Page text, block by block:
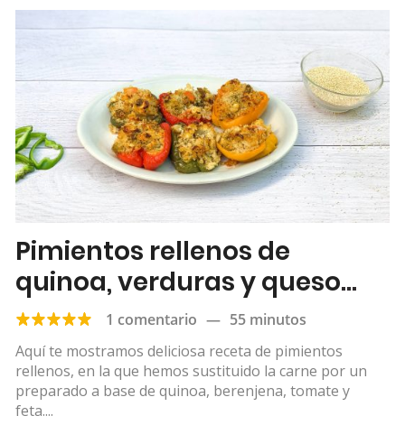
Pimientos rellenos de
quinoa, verduras y queso
feta
1 comentario — 55 minutos
Aquí te mostramos deliciosa receta de pimientos
rellenos, en la que hemos sustituido la carne por un
preparado a base de quinoa, berenjena, tomate y
feta....